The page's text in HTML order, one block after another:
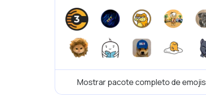
Mostrar pacote completo de emojis